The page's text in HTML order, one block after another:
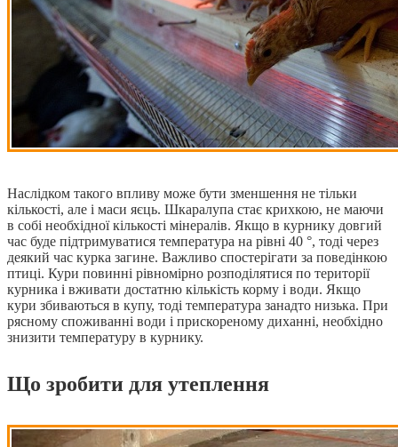
Наслідком такого впливу може бути зменшення не тільки
кількості, але і маси яєць. Шкаралупа стає крихкою, не маючи
в собі необхідної кількості мінералів. Якщо в курнику довгий
час буде підтримуватися температура на рівні 40 °, тоді через
деякий час курка загине. Важливо спостерігати за поведінкою
птиці. Кури повинні рівномірно розподілятися по території
курника і вживати достатню кількість корму і води. Якщо
кури збиваються в купу, тоді температура занадто низька. При
рясному споживанні води і прискореному диханні, необхідно
знизити температуру в курнику.
Що зробити для утеплення